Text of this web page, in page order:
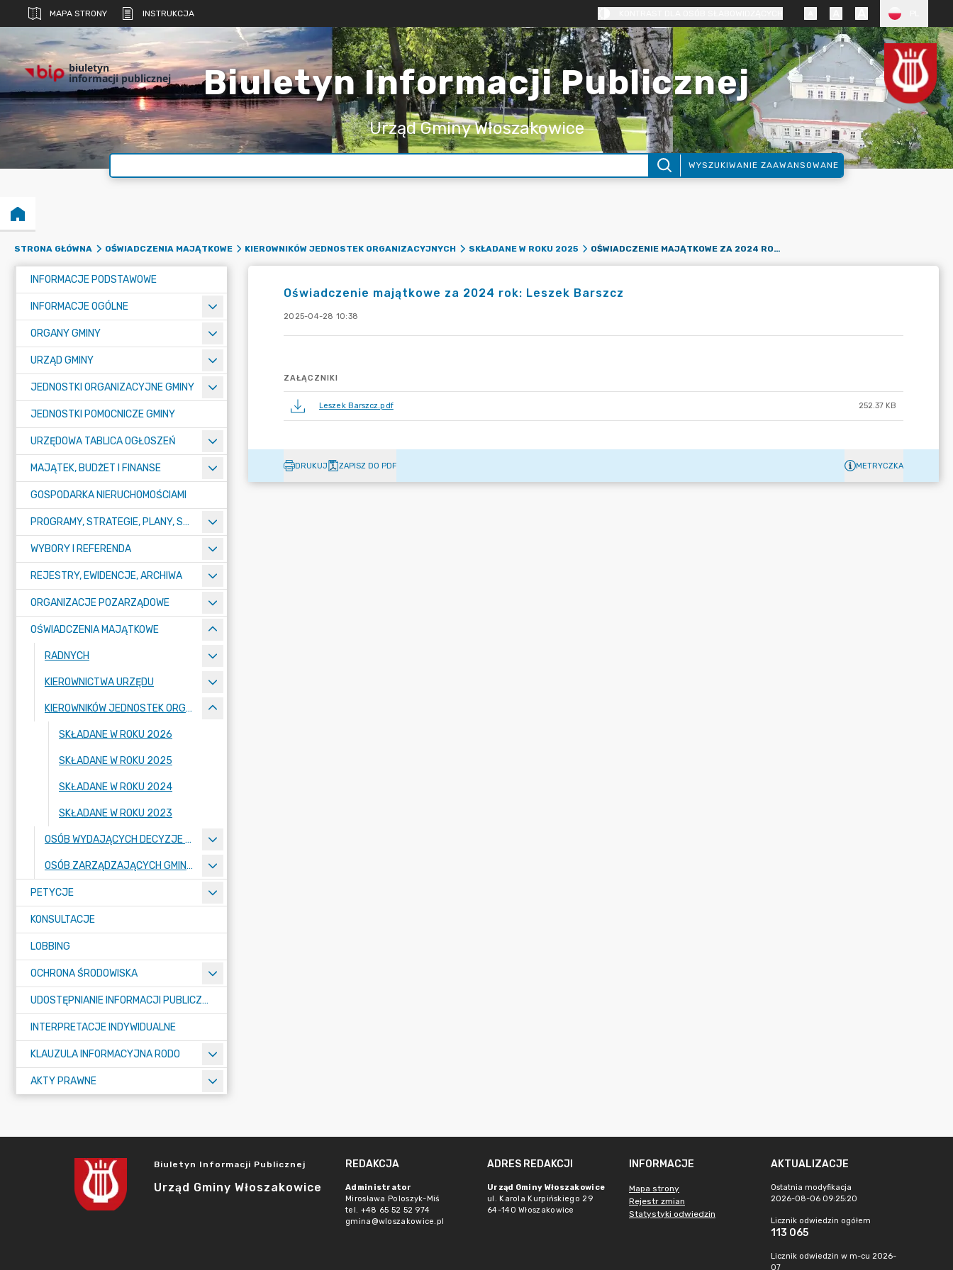
MAPA STRONY INSTRUKCJA
biuletyn
informacji publicznej Biuletyn Informacji Publicznej
Urząd Gminy Włoszakowice
WYSZUKIWANIE ZAAWANSOWANE
STRONA GŁÓWNA OŚWIADCZENIA MAJĄTKOWE KIEROWNIKÓW JEDNOSTEK ORGANIZACYJNYCH SKŁADANE W ROKU 2025 OŚWIADCZENIE MAJĄTKOWE ZA 2024 ROK: LESZEK BARSZCZ
INFORMACJE PODSTAWOWE
INFORMACJE OGÓLNE
ORGANY GMINY
URZĄD GMINY
JEDNOSTKI ORGANIZACYJNE GMINY
JEDNOSTKI POMOCNICZE GMINY
URZĘDOWA TABLICA OGŁOSZEŃ
MAJĄTEK, BUDŻET I FINANSE
GOSPODARKA NIERUCHOMOŚCIAMI
PROGRAMY, STRATEGIE, PLANY, SPRAWOZDANIA I OPRACOWANIA
WYBORY I REFERENDA
REJESTRY, EWIDENCJE, ARCHIWA
ORGANIZACJE POZARZĄDOWE
OŚWIADCZENIA MAJĄTKOWE
RADNYCH
KIEROWNICTWA URZĘDU
KIEROWNIKÓW JEDNOSTEK ORGANIZACYJNYCH
SKŁADANE W ROKU 2026
SKŁADANE W ROKU 2025
SKŁADANE W ROKU 2024
SKŁADANE W ROKU 2023
OSÓB WYDAJĄCYCH DECYZJE ADMINISTRACYJNE
OSÓB ZARZĄDZAJĄCYCH GMINNYMI OSOBAMI PRAWNYMI
PETYCJE
KONSULTACJE
LOBBING
OCHRONA ŚRODOWISKA
UDOSTĘPNIANIE INFORMACJI PUBLICZNEJ
INTERPRETACJE INDYWIDUALNE
KLAUZULA INFORMACYJNA RODO
AKTY PRAWNE
Oświadczenie majątkowe za 2024 rok: Leszek Barszcz
2025-04-28 10:38
ZAŁĄCZNIKI
Leszek Barszcz.pdf 252.37 KB
DRUKUJ ZAPISZ DO PDF METRYCZKA
Biuletyn Informacji Publicznej
Urząd Gminy Włoszakowice
REDAKCJA
Administrator
Mirosława Poloszyk-Miś
tel. +48 65 52 52 974
gmina@wloszakowice.pl
ADRES REDAKCJI
Urząd Gminy Włoszakowice
ul. Karola Kurpińskiego 29
64-140 Włoszakowice
INFORMACJE
Mapa strony
Rejestr zmian
Statystyki odwiedzin
AKTUALIZACJE
Ostatnia modyfikacja
2026-08-06 09:25:20
Licznik odwiedzin ogółem
113 065
Licznik odwiedzin w m-cu 2026-
07